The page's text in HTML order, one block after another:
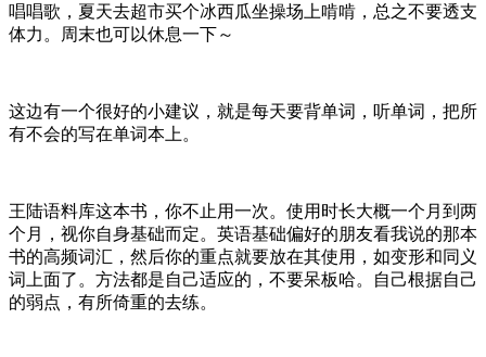
唱唱歌，夏天去超市买个冰西瓜坐操场上啃啃，总之不要透支
体力。周末也可以休息一下～
这边有一个很好的小建议，就是每天要背单词，听单词，把所
有不会的写在单词本上。
王陆语料库这本书，你不止用一次。使用时长大概一个月到两
个月，视你自身基础而定。英语基础偏好的朋友看我说的那本
书的高频词汇，然后你的重点就要放在其使用，如变形和同义
词上面了。方法都是自己适应的，不要呆板哈。自己根据自己
的弱点，有所倚重的去练。